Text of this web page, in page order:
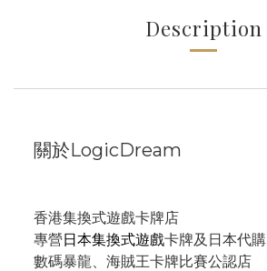
Description
關於LogicDream
香港集換式遊戲卡牌店
專營日本集換式遊戲卡牌及日本代購
數碼暴龍、海賊王卡牌比賽公認店